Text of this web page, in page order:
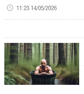
11:23 14/05/2026